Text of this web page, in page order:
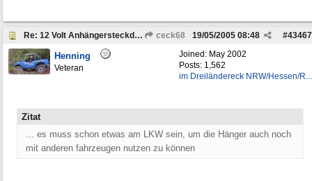
Re: 12 Volt Anhängersteckdose bei 24 V Bordspannung ceck68 #43467
19/05/2005 08:48
Joined: May 2002
Posts: 1,562
im Dreiländereck NRW/Hessen/R...
Henning
Veteran
Zitat
... es muss schon etwas am LKW sein, um die Hänger auch noch
mit anderen fahrzeugen nutzen zu können